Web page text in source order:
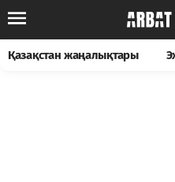
Қазақстан жаңалықтары